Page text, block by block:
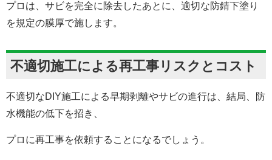
プロは、サビを完全に除去したあとに、適切な防錆下塗り
を規定の膜厚で施します。
不適切施工による再工事リスクとコスト
不適切なDIY施工による早期剥離やサビの進行は、結局、防
水機能の低下を招き、
プロに再工事を依頼することになるでしょう。